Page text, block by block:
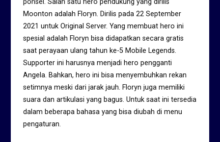
ponsel. Salah satu hero pendukung yang dirilis
Moonton adalah Floryn. Dirilis pada 22 September
2021 untuk Original Server. Yang membuat hero ini
spesial adalah Floryn bisa didapatkan secara gratis
saat perayaan ulang tahun ke-5 Mobile Legends.
Supporter ini harusnya menjadi hero pengganti
Angela. Bahkan, hero ini bisa menyembuhkan rekan
setimnya meski dari jarak jauh. Floryn juga memiliki
suara dan artikulasi yang bagus. Untuk saat ini tersedia
dalam beberapa bahasa yang bisa diubah di menu
pengaturan.